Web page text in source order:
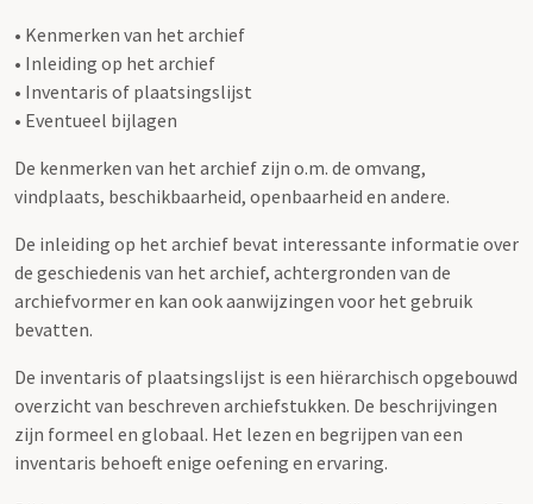
• Kenmerken van het archief
• Inleiding op het archief
• Inventaris of plaatsingslijst
• Eventueel bijlagen
De kenmerken van het archief zijn o.m. de omvang,
vindplaats, beschikbaarheid, openbaarheid en andere.
De inleiding op het archief bevat interessante informatie over
de geschiedenis van het archief, achtergronden van de
archiefvormer en kan ook aanwijzingen voor het gebruik
bevatten.
De inventaris of plaatsingslijst is een hiërarchisch opgebouwd
overzicht van beschreven archiefstukken. De beschrijvingen
zijn formeel en globaal. Het lezen en begrijpen van een
inventaris behoeft enige oefening en ervaring.